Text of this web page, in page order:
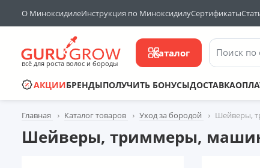
О МиноксидилеИнструкция по МиноксидилуСертификаты
всё для роста волос и бороды
Каталог Поиск по
АКЦИИБРЕНДЫПОЛУЧИТЬ БОНУСЫДОСТАВКА
Главная Каталог товаров Уход за бородой Шейверы,
Шейверы, триммеры,